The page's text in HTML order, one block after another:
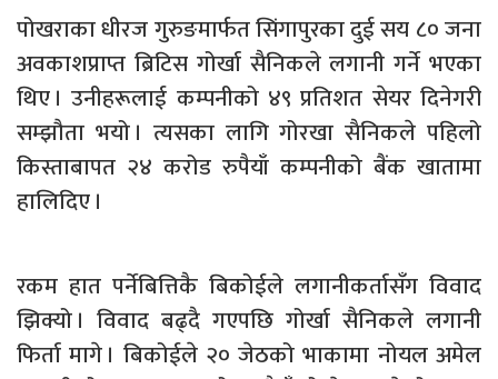
पोखराका धीरज गुरुङमार्फत सिंगापुरका दुई सय ८० जना
अवकाशप्राप्त ब्रिटिस गोर्खा सैनिकले लगानी गर्ने भएका
थिए । उनीहरूलाई कम्पनीको ४९ प्रतिशत सेयर दिनेगरी
सम्झौता भयो । त्यसका लागि गोरखा सैनिकले पहिलो
किस्ताबापत २४ करोड रुपैयाँ कम्पनीको बैंक खातामा
हालिदिए ।
रकम हात पर्नेबित्तिकै बिकोईले लगानीकर्तासँग विवाद
झिक्यो । विवाद बढ्दै गएपछि गोर्खा सैनिकले लगानी
फिर्ता मागे । बिकोईले २० जेठको भाकामा नोयल अमेल